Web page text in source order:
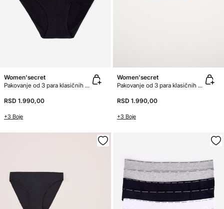
Women'secret
Pakovanje od 3 para klasičnih pamučnih gaćica
RSD 1.990,00
+3 Boje
Women'secret
Pakovanje od 3 para klasičnih pamučnih gaćica
RSD 1.990,00
+3 Boje